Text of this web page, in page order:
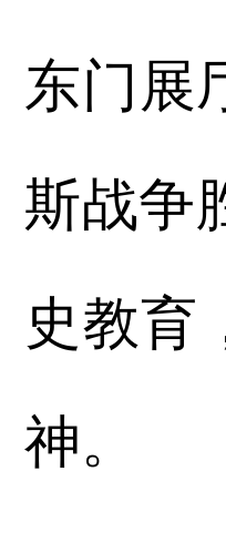
东门展
斯战争
史教育
神。